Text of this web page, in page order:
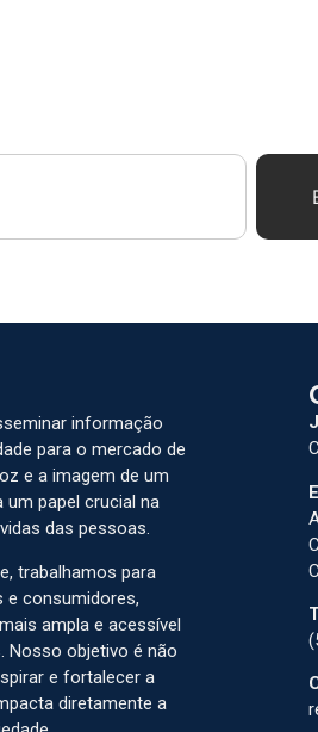
informação
para o mercado de
e a imagem de um
um papel crucial na
das pessoas.
trabalhamos para
e consumidores,
ampla e acessível
Nosso objetivo é não
e fortalecer a
diretamente a